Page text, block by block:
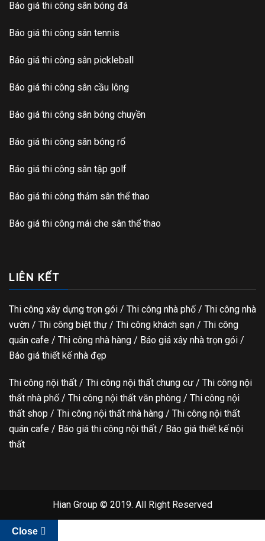
Báo giá thi công sân bóng đá
Báo giá thi công sân tennis
Báo giá thi công sân pickleball
Báo giá thi công sân cầu lông
Báo giá thi công sân bóng chuyền
Báo giá thi công sân bóng rổ
Báo giá thi công sân tập golf
Báo giá thi công thảm sân thể thao
Báo giá thi công mái che sân thể thao
LIÊN KẾT
Thi công xây dựng trọn gói / Thi công nhà phố / Thi công nhà
vườn / Thi công biệt thự / Thi công khách sạn / Thi công
quán cafe / Thi công nhà hàng / Báo giá xây nhà trọn gói /
Báo giá thiết kế nhà đẹp
Thi công nội thất / Thi công nội thất chung cư / Thi công nội
thất nhà phố / Thi công nội thất văn phòng / Thi công nội
thất shop / Thi công nội thất nhà hàng / Thi công nội thất
quán cafe / Báo giá thi công nội thất / Báo giá thiết kế nội
thất
Hian Group © 2019. All Right Reserved
Close